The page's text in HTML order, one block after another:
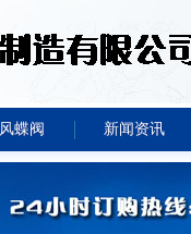
蝶阀 新闻资讯